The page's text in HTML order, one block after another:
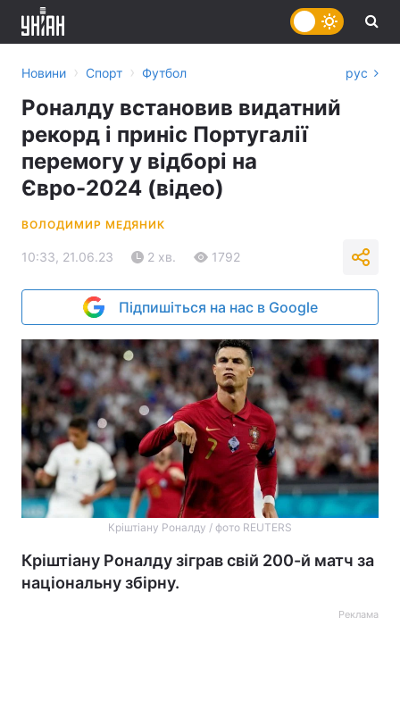
Новини › Спорт › Футбол рус
Роналду встановив видатний
рекорд і приніс Португалії
перемогу у відборі на
Євро-2024 (відео)
ВОЛОДИМИР МЕДЯНИК
10:33, 21.06.23 2 хв. 1792
Підпишіться на нас в Google
Кріштіану Роналду / фото REUTERS
Кріштіану Роналду зіграв свій 200-й матч за
національну збірну.
Реклама